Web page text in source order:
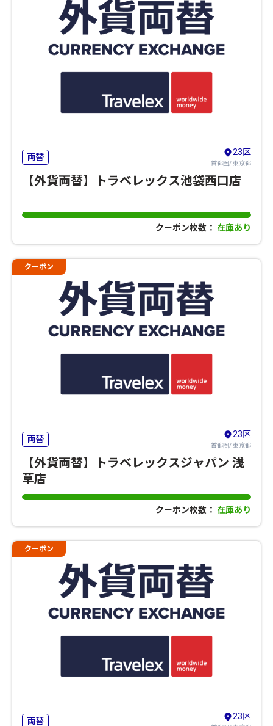
両替 23区
首都圏/ 東京都
【外貨両替】トラベレックス池袋西口店
クーポン枚数： 在庫あり
クーポン
両替 23区
首都圏/ 東京都
【外貨両替】トラベレックスジャパン 浅
草店
クーポン枚数： 在庫あり
クーポン
両替 23区